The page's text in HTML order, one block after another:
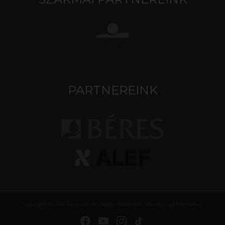
PARTNEREINK